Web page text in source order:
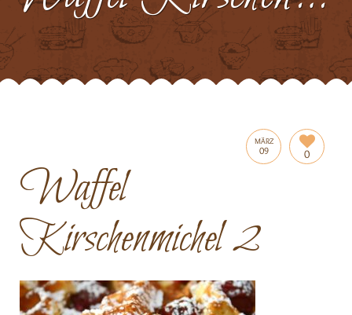
MÄRZ
09 0
Waffel
Kirschenmichel 2